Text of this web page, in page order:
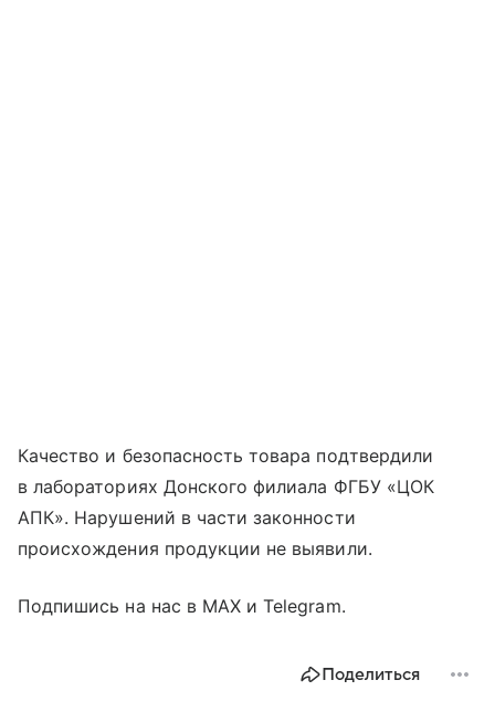
Качество и безопасность товара подтвердили
в лабораториях Донского филиала ФГБУ «ЦОК
АПК». Нарушений в части законности
происхождения продукции не выявили.
Подпишись на нас в MAX и Telegram.
Поделиться